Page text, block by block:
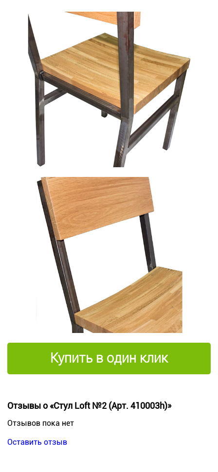
Купить в один клик
Отзывы о «Стул Loft №2 (Арт. 410003h)»
Отзывов пока нет
Оставить отзыв